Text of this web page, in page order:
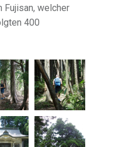
Fujisan, welcher
400